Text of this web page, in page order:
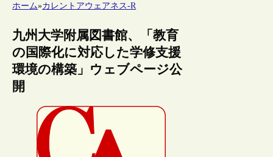
ホーム»カレントアウェアネス-R
九州大学附属図書館、「教育
の国際化に対応した学修支援
環境の構築」ウェブページ公
開